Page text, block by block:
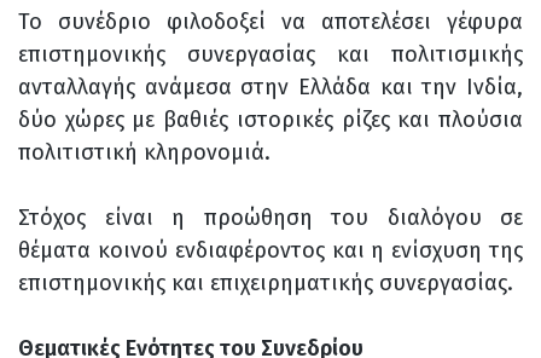
Το συνέδριο φιλοδοξεί να αποτελέσει γέφυρα
επιστημονικής συνεργασίας και πολιτισμικής
ανταλλαγής ανάμεσα στην Ελλάδα και την Ινδία,
δύο χώρες με βαθιές ιστορικές ρίζες και πλούσια
πολιτιστική κληρονομιά.
Στόχος είναι η προώθηση του διαλόγου σε
θέματα κοινού ενδιαφέροντος και η ενίσχυση της
επιστημονικής και επιχειρηματικής συνεργασίας.
Θεματικές Ενότητες του Συνεδρίου